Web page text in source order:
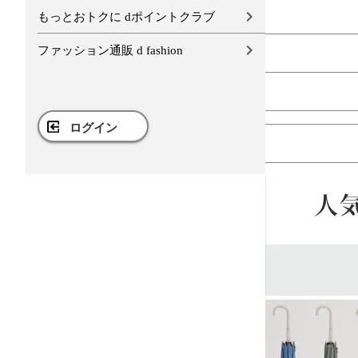
もっとおトクに dポイントクラブ
ファッション通販 d fashion
ログイン